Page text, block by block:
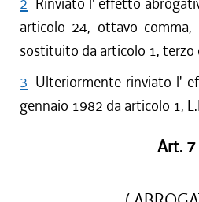
articolo 24, ottavo
sostituito da articolo 1, terzo
3 Ulteriormente rinviato l'
gennaio 1982 da articolo 1,
Art. 7